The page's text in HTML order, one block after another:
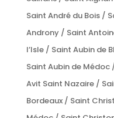
Saint André du Bois /
Androny / Saint
l’Isle / Saint Aubin de
Saint Aubin de
Avit Saint Nazaire /
Bordeaux / Saint